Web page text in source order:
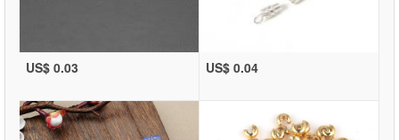
US$ 0.03 US$ 0.04